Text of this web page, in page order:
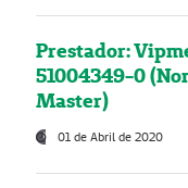
Prestador:
51004349-0
Master)
01 de Abril de 2020